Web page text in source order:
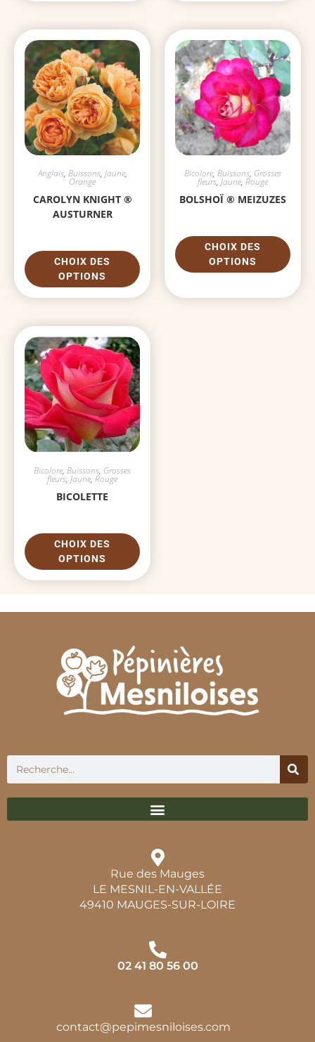
Anglais, Buissons, Jaune,
Orange
CAROLYN KNIGHT ®
AUSTURNER
CHOIX DES
OPTIONS
Bicolore, Buissons, Grosses
fleurs, Jaune, Rouge
BOLSHOÏ ® MEIZUZES
CHOIX DES
OPTIONS
Bicolore, Buissons, Grosses
fleurs, Jaune, Rouge
BICOLETTE
CHOIX DES
OPTIONS
Rue des Mauges
LE MESNIL-EN-VALLÉE
49410 MAUGES-SUR-LOIRE
02 41 80 56 00
contact@pepimesniloises.com